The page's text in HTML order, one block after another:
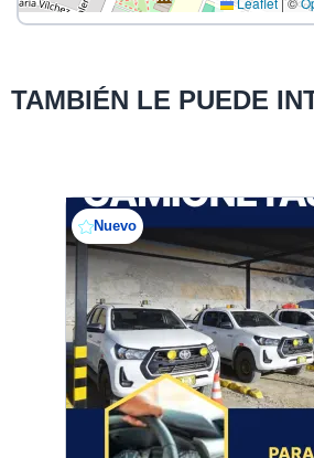
TAMBIÉN LE PUEDE
Nuevo